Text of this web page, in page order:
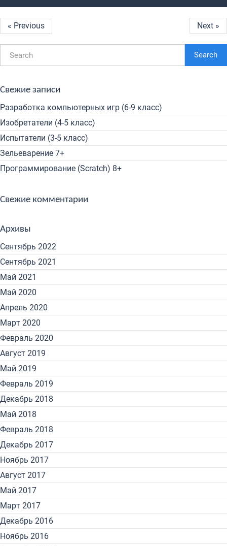
« Previous Next »
Search
Свежие записи
Разработка компьютерных игр (6-9 класс)
Изобретатели (4-5 класс)
Испытатели (3-5 класс)
Зельеварение 7+
Программирование (Scratch) 8+
Свежие комментарии
Архивы
Сентябрь 2022
Сентябрь 2021
Май 2021
Май 2020
Апрель 2020
Март 2020
Февраль 2020
Август 2019
Май 2019
Февраль 2019
Декабрь 2018
Май 2018
Февраль 2018
Декабрь 2017
Ноябрь 2017
Август 2017
Май 2017
Март 2017
Декабрь 2016
Ноябрь 2016